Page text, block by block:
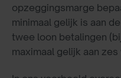
opzeggingsmarge
minimaal gelijk is aan
twee loon betalingen
maximaal gelijk aan zes